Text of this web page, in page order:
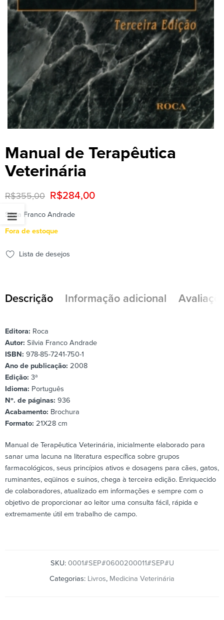
Manual de Terapêutica
Veterinária
R$355,00 R$284,00
Silvia Franco Andrade
Fora de estoque
Lista de desejos
Descrição Informação adicional
Editora: Roca
Autor: Silvia Franco Andrade
ISBN: 978-85-7241-750-1
Ano de publicação: 2008
Edição: 3ª
Idioma: Português
Nº. de páginas: 936
Acabamento: Brochura
Formato: 21X28 cm
Manual de Terapêutica Veterinária, inicialmente elaborado para
sanar uma lacuna na literatura específica sobre grupos
farmacológicos, seus princípios ativos e dosagens para cães, gatos,
ruminantes, eqüinos e suínos, chega à terceira edição. Enriquecido
de colaboradores, atualizado em informações e sempre com o
objetivo de proporcionar ao leitor uma consulta fácil, rápida e
extremamente útil em trabalho de campo.
SKU: 0001#SEP#0600200011#SEP#U
Categorias: Livros, Medicina Veterinária